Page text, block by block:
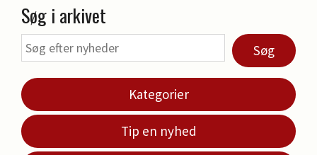
Søg i arkivet
Søg
Kategorier
Tip en nyhed